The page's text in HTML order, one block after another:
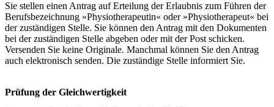
Sie stellen einen Antrag auf Erteilung der Erlaubnis zum Führen der
Berufsbezeichnung »Physiotherapeutin« oder »Physiotherapeut« bei
der zuständigen Stelle. Sie können den Antrag mit den Dokumenten
bei der zuständigen Stelle abgeben oder mit der Post schicken.
Versenden Sie keine Originale. Manchmal können Sie den Antrag
auch elektronisch senden. Die zuständige Stelle informiert Sie.
Prüfung der Gleichwertigkeit